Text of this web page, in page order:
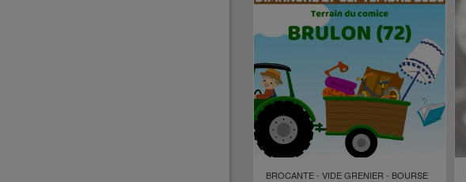
BROCANTE - VIDE GRENIER - BOURSE